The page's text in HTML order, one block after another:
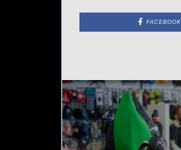
FACEBOOK